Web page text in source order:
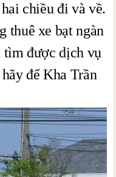
chiều đi và về.
thuê xe bạt ngàn
tìm được dịch vụ
để Kha Trần